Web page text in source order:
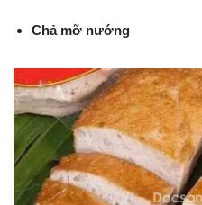
Chả mỡ nướng